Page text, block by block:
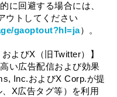
に回避する場合には、
ウトしてください
gaoptout?hl=ja）。
よびX（旧Twitter）】
い広告配信および効果
Inc.およびX Corp.が提
X広告タグ等）を利用